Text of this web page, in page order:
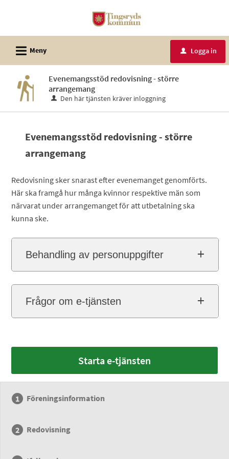
e-
tjänster
-
Tingsryds
kommun
L Meny u Logga in
Evenemangsstöd redovisning - större
arrangemang
Den här tjänsten kräver inloggning
Evenemangsstöd redovisning - större
arrangemang
Redovisning sker snarast efter evenemanget genomförts.
Här ska framgå hur många kvinnor respektive män som
närvarat under arrangemanget för att utbetalning ska
kunna ske.
Behandling av personuppgifter
Frågor om e-tjänsten
Starta e-tjänsten
Föreningsinformation
Redovisning